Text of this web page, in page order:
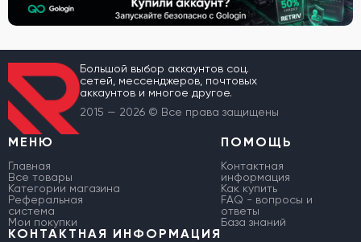
Большой выбор аккаунтов соц.
сетей, мессенджеров, почтовых
аккаунтов и многое другое.
2015 — 2026 © Все права защищены
МЕНЮ
Главная
Все товары
Категории магазина
Реферальная
система
Мои покупки
ПОМОЩЬ
Контактная
информация
Как купить
FAQ - вопросы и
ответы
База знаний
КОНТАКТНАЯ ИНФОРМАЦИЯ